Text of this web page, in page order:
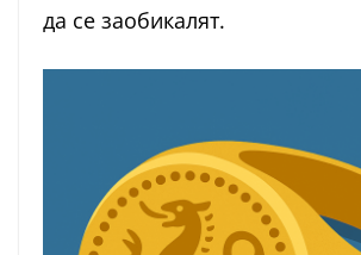
да се заобикалят.